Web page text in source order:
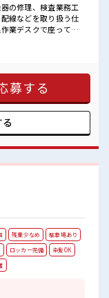
い？
の修理、検査業務工
線などを取り扱う仕
業デスクで座って作
してある運賃箱 ■
ませんか？ ブランク
…という方もOK！
シ！ 場合によっては
制服アリ≫ 制服があ
？ しっかり休める休
募する
残業少なめ
駐車場あり
ロッカー完備
染髪OK